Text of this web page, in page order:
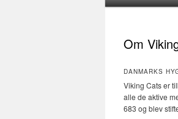
Om
DANMARKS
Viking Cats er
alle de aktive
683 og blev